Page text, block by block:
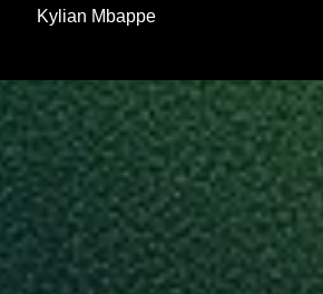
Kylian Mbappe